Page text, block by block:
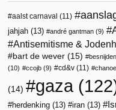
aalst carnaval (11)
jahjah (13) andré gantman (9)
Antisemitisme &
bart de wever (15)
(10)
ccojb (9) cd&v (11)
(14) gaza
herdenking (13) iran (13)